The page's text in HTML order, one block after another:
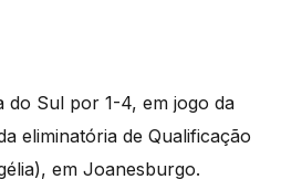
Sul por 1-4, em jogo da
eliminatória de Qualificação
em Joanesburgo.